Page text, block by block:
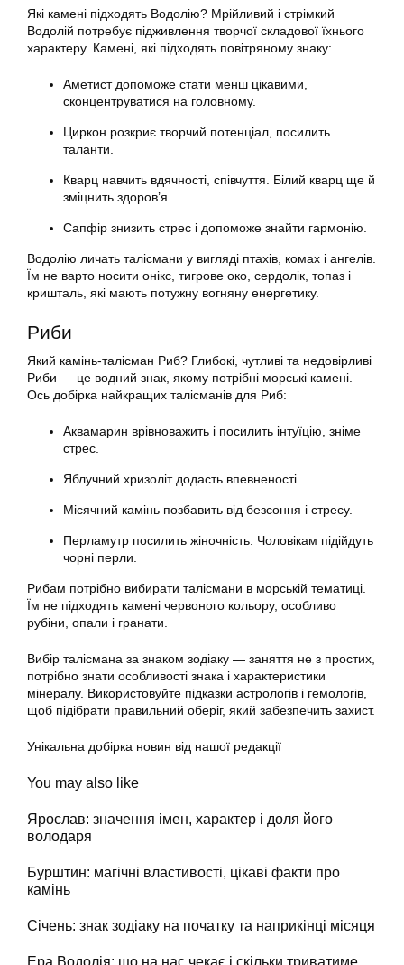
Які камені підходять Водолію? Мрійливий і стрімкий
Водолій потребує підживлення творчої складової їхнього
характеру. Камені, які підходять повітряному знаку:
Аметист допоможе стати менш цікавими,
сконцентруватися на головному.
Циркон розкриє творчий потенціал, посилить
таланти.
Кварц навчить вдячності, співчуття. Білий кварц ще й
зміцнить здоров’я.
Сапфір знизить стрес і допоможе знайти гармонію.
Водолію личать талісмани у вигляді птахів, комах і ангелів.
Їм не варто носити онікс, тигрове око, сердолік, топаз і
кришталь, які мають потужну вогняну енергетику.
Риби
Який камінь-талісман Риб? Глибокі, чутливі та недовірливі
Риби — це водний знак, якому потрібні морські камені.
Ось добірка найкращих талісманів для Риб:
Аквамарин врівноважить і посилить інтуїцію, зніме
стрес.
Яблучний хризоліт додасть впевненості.
Місячний камінь позбавить від безсоння і стресу.
Перламутр посилить жіночність. Чоловікам підійдуть
чорні перли.
Рибам потрібно вибирати талісмани в морській тематиці.
Їм не підходять камені червоного кольору, особливо
рубіни, опали і гранати.
Вибір талісмана за знаком зодіаку — заняття не з простих,
потрібно знати особливості знака і характеристики
мінералу. Використовуйте підказки астрологів і гемологів,
щоб підібрати правильний оберіг, який забезпечить захист.
Унікальна добірка новин від нашої редакції
You may also like
Ярослав: значення імен, характер і доля його
володаря
Бурштин: магічні властивості, цікаві факти про
камінь
Січень: знак зодіаку на початку та наприкінці місяця
Ера Водолія: що на нас чекає і скільки триватиме